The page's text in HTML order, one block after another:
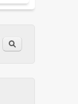
Im Blog suchen